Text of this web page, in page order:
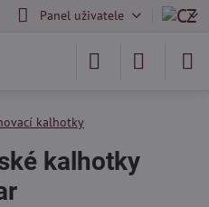
Panel uživatele
kalhotky
kalhotky